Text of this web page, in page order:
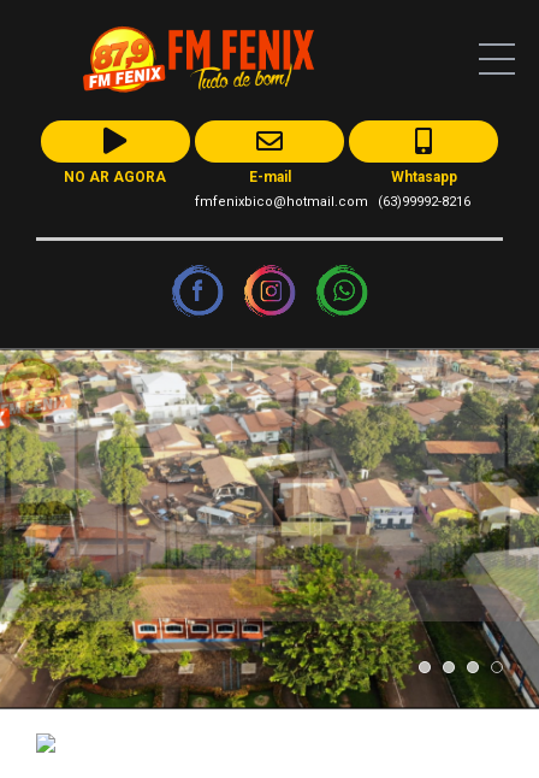
NO AR AGORA E-mail
fmfenixbico@hotmail.com
Whtasapp
(63)99992-8216